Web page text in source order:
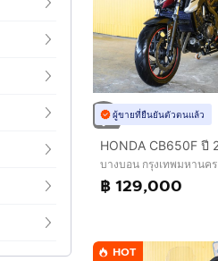
ผู้ขายที่ยืนยันตัวตนแล้ว
บางบอน กรุงเทพมหานคร
฿ 129,000
HOT